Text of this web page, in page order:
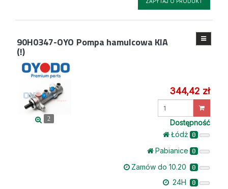
90H0347-OYO Pompa hamulcowa KIA
(!)
2
344,42 zł
Dostępność
Łódż 0
Pabianice 0
Zamów do 10.20 0
24H 0